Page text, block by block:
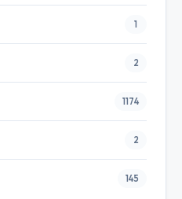
1
2
1174
2
145